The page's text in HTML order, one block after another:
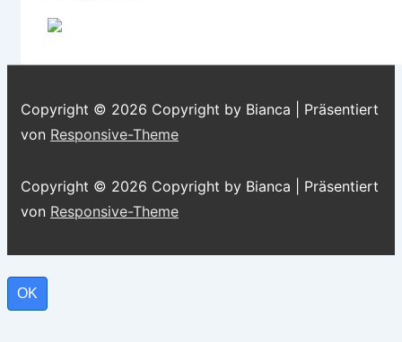
Copyright © 2026 Copyright by Bianca
| Präsentiert
von Responsive-Theme
Copyright © 2026 Copyright by Bianca
| Präsentiert
von Responsive-Theme
OK